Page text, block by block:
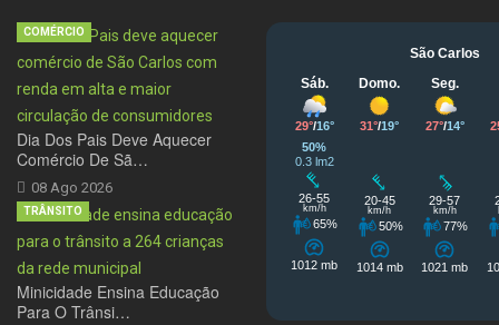
Dia Dos Pais Deve Aquecer
Comércio De Sã…
08 Ago 2026
COMÉRCIO
Minicidade Ensina Educação
Para O Trânsi…
TRÂNSITO